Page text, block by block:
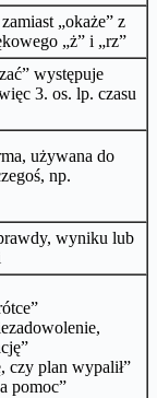
„okaże” z
„ż” i „rz”
występuje
3. os. lp. czasu
używana do
np.
wyniku lub
czy plan wypalił”
pomoc”